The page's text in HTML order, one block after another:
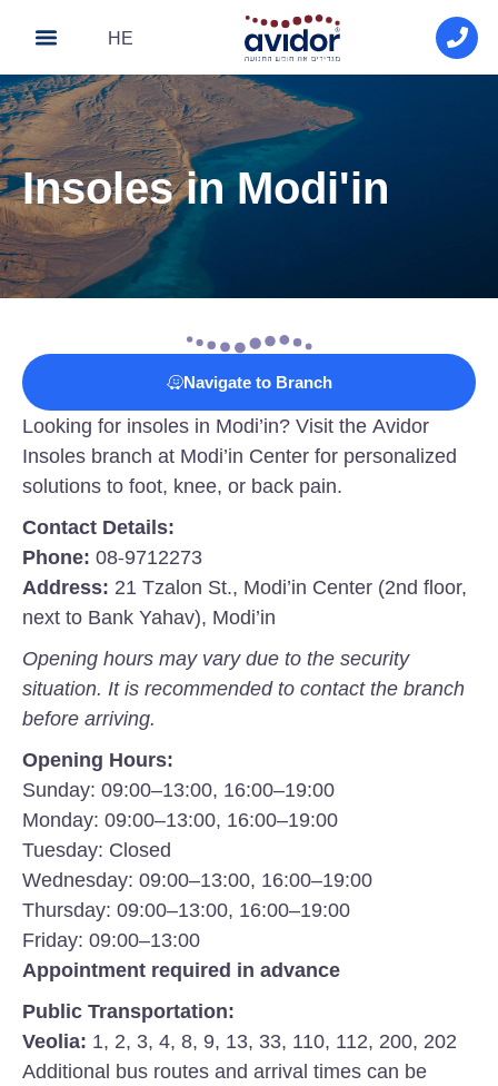
HE
Insoles in Modi'in
Navigate to Branch
Looking for insoles in Modi’in? Visit the Avidor
Insoles branch at Modi’in Center for personalized
solutions to foot, knee, or back pain.
Contact Details:
Phone: 08-9712273
Address: 21 Tzalon St., Modi’in Center (2nd floor,
next to Bank Yahav), Modi’in
Opening hours may vary due to the security
situation. It is recommended to contact the branch
before arriving.
Opening Hours:
Sunday: 09:00–13:00, 16:00–19:00
Monday: 09:00–13:00, 16:00–19:00
Tuesday: Closed
Wednesday: 09:00–13:00, 16:00–19:00
Thursday: 09:00–13:00, 16:00–19:00
Friday: 09:00–13:00
Appointment required in advance
Public Transportation:
Veolia: 1, 2, 3, 4, 8, 9, 13, 33, 110, 112, 200, 202
Additional bus routes and arrival times can be